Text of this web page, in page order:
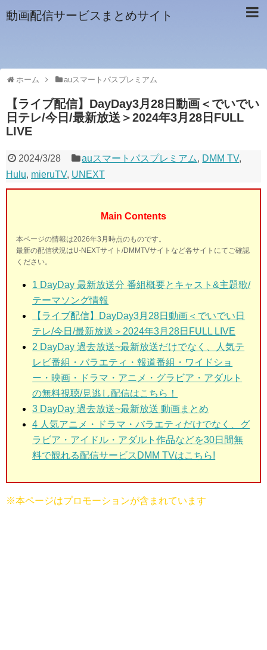
動画配信サービスまとめサイト
ホーム auスマートパスプレミアム
【ライブ配信】DayDay3月28日動画＜でいでい
日テレ/今日/最新放送＞2024年3月28日FULL
LIVE
2024/3/28 auスマートパスプレミアム, DMM TV,
Hulu, mieruTV, UNEXT
Main Contents
本ページの情報は2026年3月時点のものです。
最新の配信状況はU-NEXTサイト/DMMTVサイトなど各サイトにてご確認
ください。
1 DayDay 最新放送分 番組概要とキャスト&主題歌/
テーマソング情報
【ライブ配信】DayDay3月28日動画＜でいでい日
テレ/今日/最新放送＞2024年3月28日FULL LIVE
2 DayDay 過去放送~最新放送だけでなく、人気テ
レビ番組・バラエティ・報道番組・ワイドショ
ー・映画・ドラマ・アニメ・グラビア・アダルト
の無料視聴/見逃し配信はこちら！
3 DayDay 過去放送~最新放送 動画まとめ
4 人気アニメ・ドラマ・バラエティだけでなく、グ
ラビア・アイドル・アダルト作品などを30日間無
料で観れる配信サービスDMM TVはこちら!
※本ページはプロモーションが含まれています